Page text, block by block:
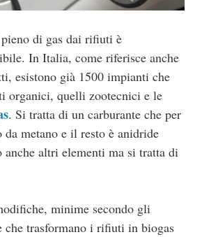
di gas dai rifiuti è
In Italia, come riferisce anche
esistono già 1500 impianti che
organici, quelli zootecnici e le
. Si tratta di un carburante che per
metano e il resto è anidride
anche altri elementi ma si tratta di
minime secondo gli
che trasformano i rifiuti in biogas